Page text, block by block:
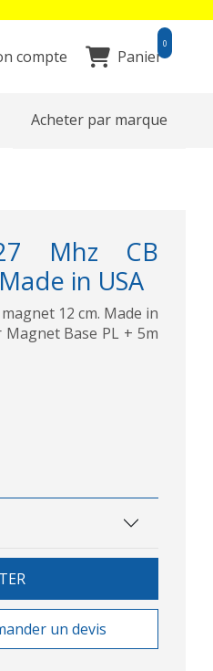
compte Panier
0
Acheter par marque
27 Mhz CB
in USA
12 cm. Made in
Base PL + 5m
un devis